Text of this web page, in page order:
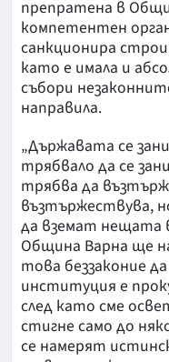
препратена в
компетентен
санкционира
като е имала и
събори
направила.
„Държавата се
трябвало да се
трябва да
възтържествува,
да вземат нещата
Община Варна ще
това беззаконие
институция е
след като сме
стигне само до
се намерят